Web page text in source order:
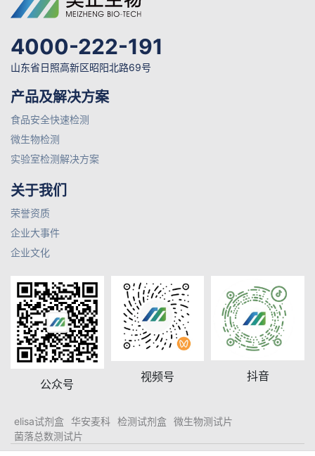
4000-222-191
山东省日照高新区昭阳北路69号
产品及解决方案
食品安全快速检测
微生物检测
实验室检测解决方案
关于我们
荣誉资质
企业大事件
企业文化
公众号
视频号 抖音
elisa试剂盒 华安麦科 检测试剂盒
微生物测试片
菌落总数测试片